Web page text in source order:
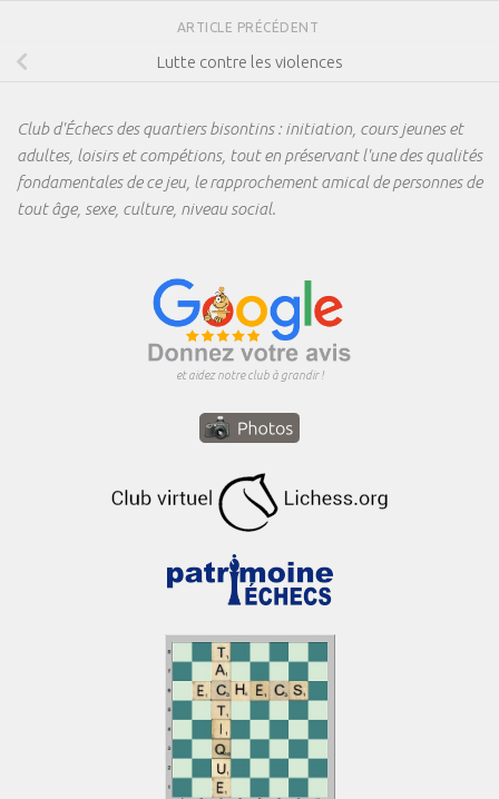
ARTICLE PRÉCÉDENT
Lutte contre les violences
Club d'Échecs des quartiers bisontins : initiation, cours jeunes et
adultes, loisirs et compétions, tout en préservant l'une des qualités
fondamentales de ce jeu, le rapprochement amical de personnes de
tout âge, sexe, culture, niveau social.
et aidez notre club à grandir !